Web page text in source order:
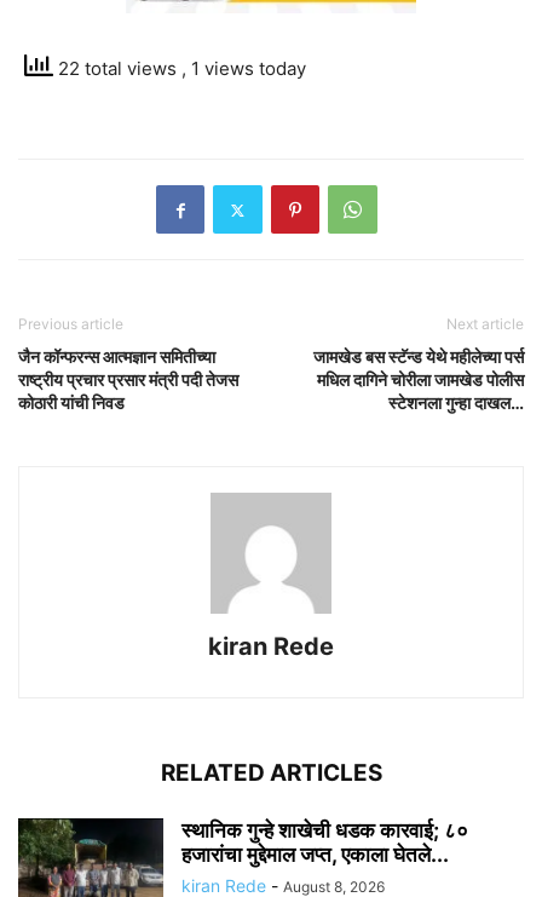
22 total views , 1 views today
Previous article
जैन कॉन्फरन्स आत्मज्ञान समितीच्या
राष्ट्रीय प्रचार प्रसार मंत्री पदी तेजस
कोठारी यांची निवड
Next article
जामखेड बस स्टॅन्ड येथे महीलेच्या पर्स
मधिल दागिने चोरीला जामखेड पोलीस
स्टेशनला गुन्हा दाखल…
kiran Rede
RELATED ARTICLES
स्थानिक गुन्हे शाखेची धडक कारवाई; ८०
हजारांचा मुद्देमाल जप्त, एकाला घेतले...
kiran Rede - August 8, 2026